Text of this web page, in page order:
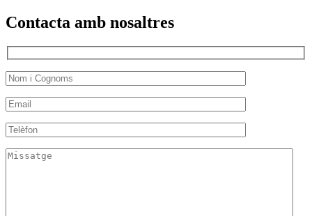
Contacta amb nosaltres